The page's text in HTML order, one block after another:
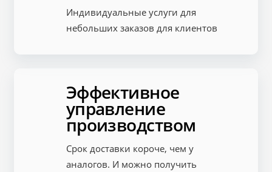
Индивидуальные услуги для
небольших заказов для клиентов
Эффективное
управление
производством
Срок доставки короче, чем у
аналогов. И можно получить